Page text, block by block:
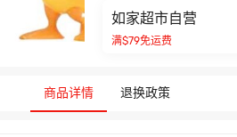
如家超市自营
满$79免运费
商品详情 退换政策